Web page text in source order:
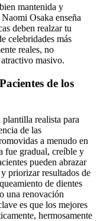
mantenida y
Osaka enseña
deben realzar tu
celebridades más
reales, no
masivo.
de los
plantilla realista para
de las
a menudo en
fue gradual, creíble y
pueden abrazar
priorizar resultados de
de dientes
una renovación
es que los mejores
hermosamente